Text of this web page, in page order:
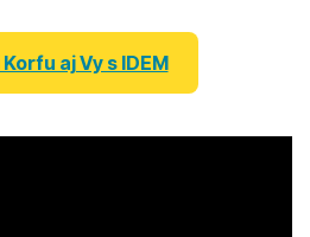
aj Vy s IDEM